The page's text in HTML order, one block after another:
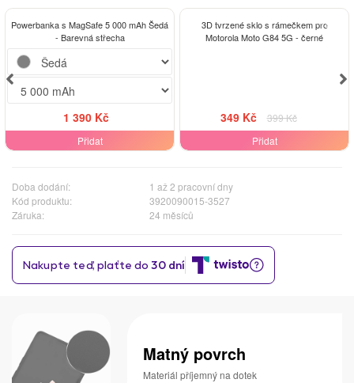
Powerbanka s MagSafe 5 000 mAh Šedá
- Barevná střecha
1 390 Kč
Přidat
-13%
3D tvrzené sklo s rámečkem pro
Motorola Moto G84 5G - černé
349 Kč
399 Kč
Přidat
Doba dodání:
1 až 2 pracovní dny
Kód produktu:
3920090015-3527
Záruka:
24 měsíců
Matný povrch
Materiál příjemný na dotek